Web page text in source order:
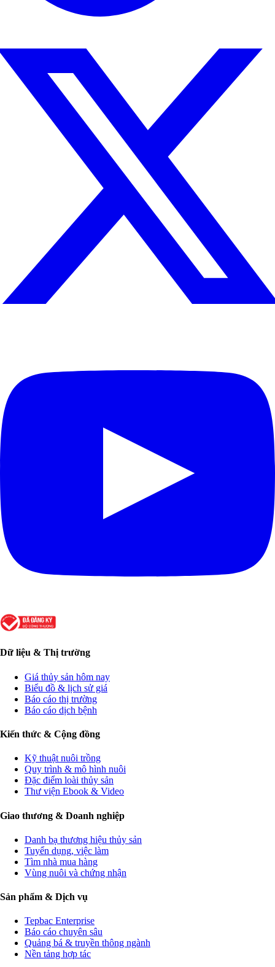
Dữ liệu & Thị trường
Giá thủy sản hôm nay
Biểu đồ & lịch sử giá
Báo cáo thị trường
Báo cáo dịch bệnh
Kiến thức & Cộng đồng
Kỹ thuật nuôi trồng
Quy trình & mô hình nuôi
Đặc điểm loài thủy sản
Thư viện Ebook & Video
Giao thương & Doanh nghiệp
Danh bạ thương hiệu thủy sản
Tuyển dụng, việc làm
Tìm nhà mua hàng
Vùng nuôi và chứng nhận
Sản phẩm & Dịch vụ
Tepbac Enterprise
Báo cáo chuyên sâu
Quảng bá & truyền thông ngành
Nền tảng hợp tác